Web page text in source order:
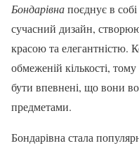
Бондарівнапоєднує в собі
сучасний дизайн,
красою та елегантністю.
обмеженій кількості,
бути впевнені, що вони
предметами.
Бондарівна стала